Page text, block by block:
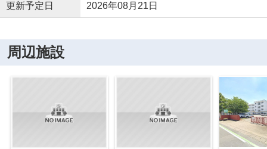
更新予定日 2026年08月21日
周辺施設